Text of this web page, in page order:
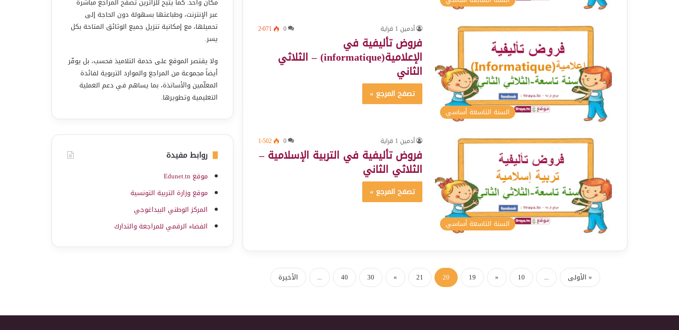
السنة التاسعة أساسي
أدمين 1 قراية 0 2٬071
فروض تأليفية في
الإعلامية(informatique) – الثلاثي
الثاني
تصفح المرجع »
السنة التاسعة أساسي
أدمين 1 قراية 0 1٬502
فروض تأليفية في التربية الإسلامية –
الثلاثي الثاني
تصفح المرجع »
« الأولى ...
10
«
19
20
21
»
30
40
... الأخيرة
عبر الإنترنت، وطباعتها بسهولة دون الحاجة إلى
تحميلها، مع إمكانية تنزيل جميع الوثائق المتاحة بكل
يسر.
ولا يقتصر الموقع على خدمة التلاميذ فحسب، بل يوفّر
أيضاً مجموعة من المراجع والموارد التربوية لفائدة
المعلّمين والأساتذة، بما يساهم في دعم العملية
التعليمية وتطويرها.
روابط مفيدة
موقع Edunet.tn
موقع وزارة التربية التونسية
المركز الوطني البيداغوجي
الفضاء الرقمي للمراجعة والتدارك